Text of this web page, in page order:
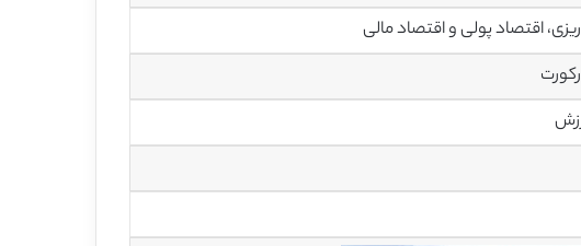
اقتصاد پولی و اقتصاد مالی